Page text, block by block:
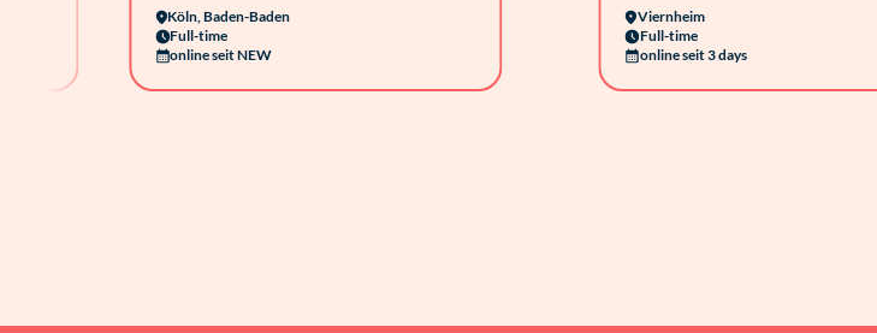
Köln, Baden-Baden
Full-time
online seit NEW
Viernheim
Full-time
online seit 3 days